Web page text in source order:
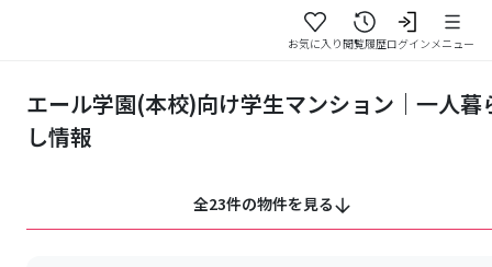
お気に入り閲覧履歴ログインメニュー
エール学園(本校)向け学生マンション｜一人暮
し情報
全23件の物件を見る